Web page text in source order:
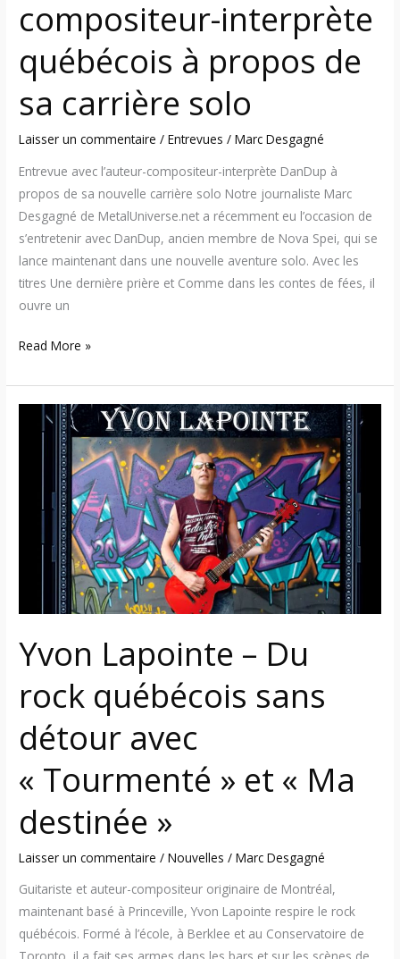
compositeur-interprète
québécois à propos de
sa carrière solo
Laisser un commentaire /Entrevues /Marc Desgagné
Entrevue avec l’auteur-compositeur-interprète DanDup à
propos de sa nouvelle carrière solo Notre journaliste Marc
Desgagné de MetalUniverse.net a récemment eu l’occasion de
s’entretenir avec DanDup, ancien membre de Nova Spei, qui se
lance maintenant dans une nouvelle aventure solo. Avec les
titres Une dernière prière et Comme dans les contes de fées, il
ouvre un
Read More »
Yvon Lapointe – Du
rock québécois sans
détour avec
« Tourmenté » et « Ma
destinée »
Laisser un commentaire /Nouvelles /Marc Desgagné
Guitariste et auteur-compositeur originaire de Montréal,
maintenant basé à Princeville, Yvon Lapointe respire le rock
québécois. Formé à l’école, à Berklee et au Conservatoire de
Yvon
Lapointe
québécois
sans
« Tourmenté »
« Ma
destinée »